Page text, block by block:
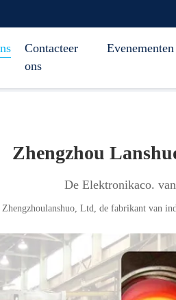
Contacteer
ons
Evenementen
Zhengzhou
De Elektronikaco.
Ltd, de fabrikant van